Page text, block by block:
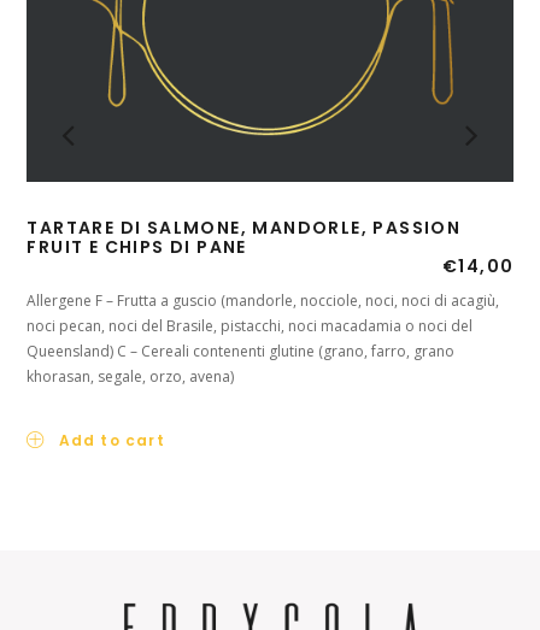
TARTARE DI SALMONE, MANDORLE, PASSION
FRUIT E CHIPS DI PANE
€14,00
Allergene F – Frutta a guscio (mandorle, nocciole, noci, noci di acagiù,
noci pecan, noci del Brasile, pistacchi, noci macadamia o noci del
Queensland) C – Cereali contenenti glutine (grano, farro, grano
khorasan, segale, orzo, avena)
Add to cart